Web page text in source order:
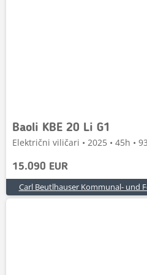
Baoli KBE 20 Li G1
Električni viličari • 2025 • 45h •
15.090 EUR
Carl Beutlhauser Kommunal- und